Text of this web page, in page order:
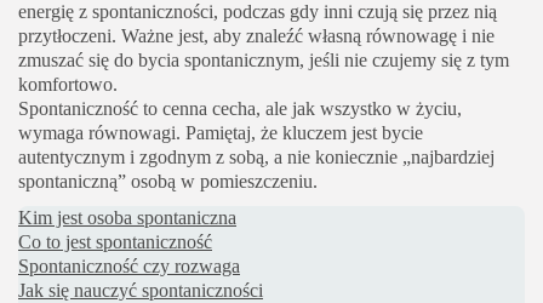
energię z spontaniczności, podczas gdy inni czują się przez nią
przytłoczeni. Ważne jest, aby znaleźć własną równowagę i nie
zmuszać się do bycia spontanicznym, jeśli nie czujemy się z tym
komfortowo.
Spontaniczność to cenna cecha, ale jak wszystko w życiu,
wymaga równowagi. Pamiętaj, że kluczem jest bycie
autentycznym i zgodnym z sobą, a nie koniecznie „najbardziej
spontaniczną” osobą w pomieszczeniu.
Kim jest osoba spontaniczna
Co to jest spontaniczność
Spontaniczność czy rozwaga
Jak się nauczyć spontaniczności